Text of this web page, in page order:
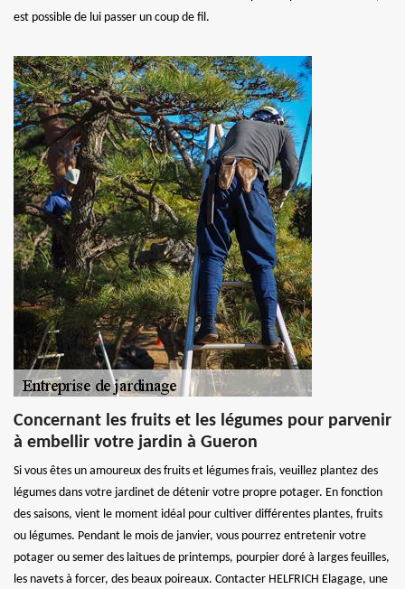
est possible de lui passer un coup de fil.
Concernant les fruits et les légumes pour parvenir
à embellir votre jardin à Gueron
Si vous êtes un amoureux des fruits et légumes frais, veuillez plantez des
légumes dans votre jardinet de détenir votre propre potager. En fonction
des saisons, vient le moment idéal pour cultiver différentes plantes, fruits
ou légumes. Pendant le mois de janvier, vous pourrez entretenir votre
potager ou semer des laitues de printemps, pourpier doré à larges feuilles,
les navets à forcer, des beaux poireaux. Contacter HELFRICH Elagage, une